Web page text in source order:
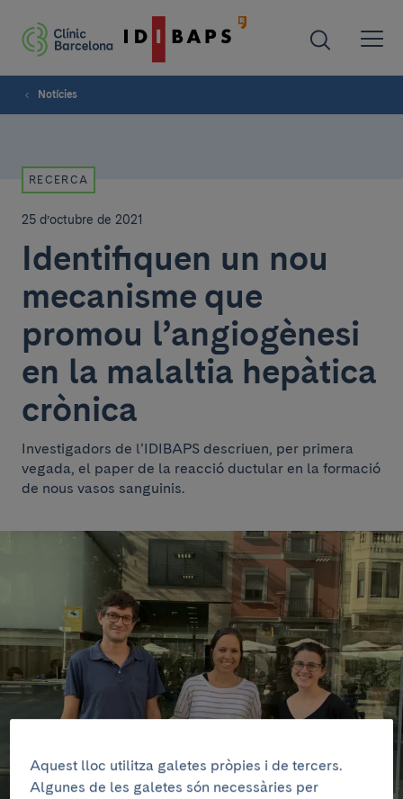
Notícies
RECERCA
25 d’octubre de 2021
Identifiquen un nou
mecanisme que
promou l’angiogènesi
en la malaltia hepàtica
crònica
Investigadors de l’IDIBAPS descriuen, per primera
vegada, el paper de la reacció ductular en la formació
de nous vasos sanguinis.
Aquest lloc utilitza galetes pròpies i de tercers.
Algunes de les galetes són necessàries per